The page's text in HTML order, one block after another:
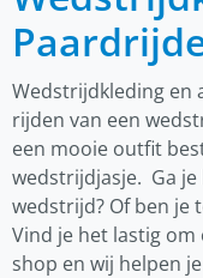
Wedstrijdkleding en
rijden van een
een mooie outfit
wedstrijdjasje. Ga
wedstrijd? Of ben je
Vind je het lastig om
shop en wij helpen